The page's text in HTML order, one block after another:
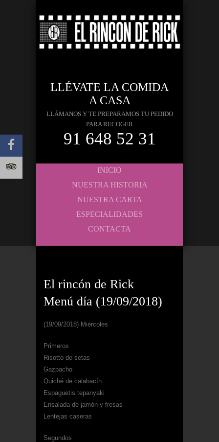
LLÉVATE LA COMIDA
A CASA
LLÁMANOS Y TE PREPARAMOS TU PEDIDO
PARA RECOGER
91 648 52 31
INICIO
NUESTRA HISTORIA
NUESTRA CARTA
ESPECIALIDADES
CONTACTA
El rincón de Rick
Menú día (19/09/2018)
(19/09/2018) Miércoles
Primeros
Risotto de setas
Gazpacho
Quiché de calabacín
Espaguetis tepanyaki
Ensalada de jamón y fresas
Lentejas caseras
Segundos